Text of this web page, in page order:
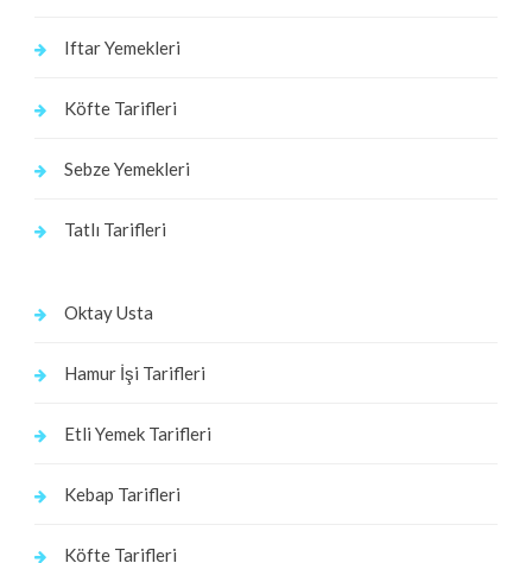
Iftar Yemekleri
Köfte Tarifleri
Sebze Yemekleri
Tatlı Tarifleri
Oktay Usta
Hamur İşi Tarifleri
Etli Yemek Tarifleri
Kebap Tarifleri
Köfte Tarifleri